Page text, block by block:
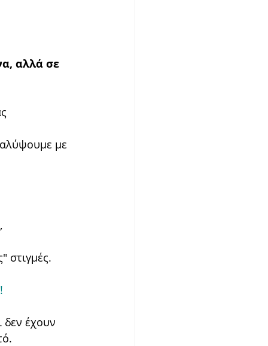
αλλά σε
με
στιγμές.
δεν έχουν